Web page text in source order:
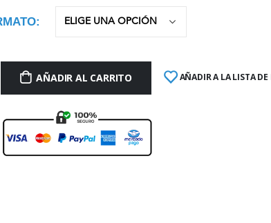
AÑADIR AL CARRITO AÑADIR A LA LISTA DE